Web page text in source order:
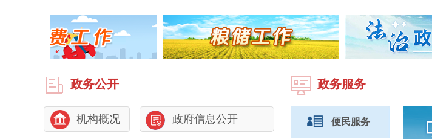
政务公开
机构概况 政府信息公开
政务服务
便民服务